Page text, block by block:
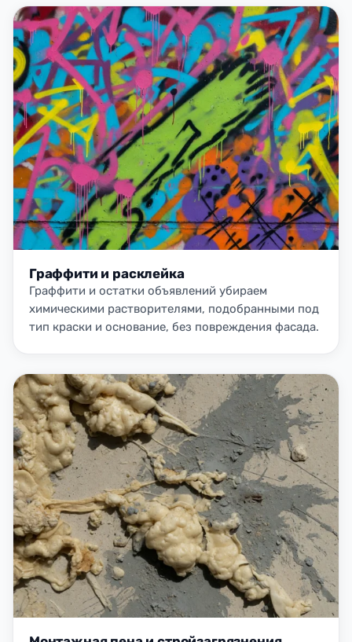
Граффити и расклейка
Граффити и остатки объявлений убираем
химическими растворителями, подобранными под
тип краски и основание, без повреждения фасада.